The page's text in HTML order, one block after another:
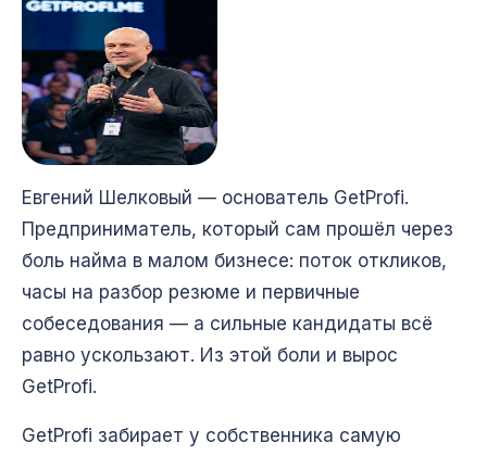
Евгений Шелковый — основатель GetProfi.
Предприниматель, который сам прошёл через
боль найма в малом бизнесе: поток откликов,
часы на разбор резюме и первичные
собеседования — а сильные кандидаты всё
равно ускользают. Из этой боли и вырос
GetProfi.
GetProfi забирает у собственника самую